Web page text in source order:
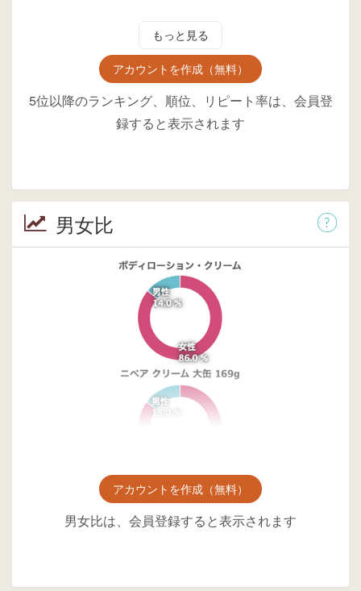
もっと見る
アカウントを作成（無料）
5位以降のランキング、順位、リピート率は、会員登
録すると表示されます
男女比
アカウントを作成（無料）
男女比は、会員登録すると表示されます